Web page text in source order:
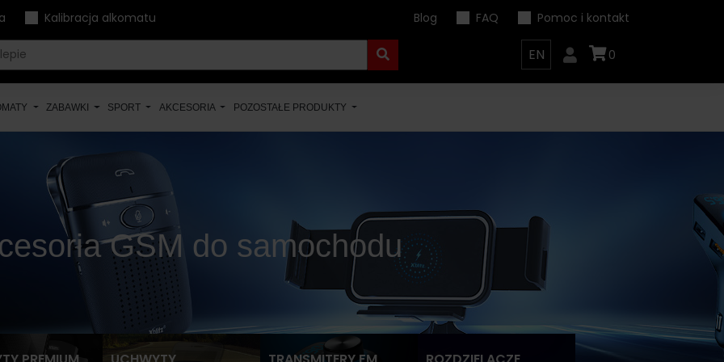
Kalibracja alkomatu Blog FAQ Pomoc i kontakt
EN 0
ZABAWKI SPORT AKCESORIA POZOSTAŁE PRODUKTY
GSM do samochodu